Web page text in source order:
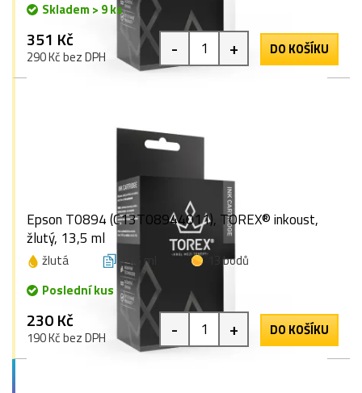
Skladem > 9 ks
351 Kč
290 Kč bez DPH - + DO KOŠÍKU
Epson T0894 (C13T08944011), TOREX® inkoust,
žlutý, 13,5 ml
žlutá 13,5 ml
13 bodů
Poslední kus
230 Kč
190 Kč bez DPH - + DO KOŠÍKU